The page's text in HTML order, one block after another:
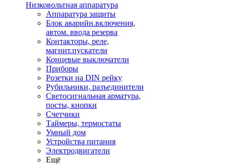
Низковольтная аппаратура
Аппаратура защиты
Блок аварийн.включения,
автом. ввода резерва
Контакторы, реле,
магнит.пускатели
Концевые выключатели
Приборы
Розетки на DIN рейку
Рубильники, разъединители
Светосигнальная арматура,
посты, кнопки
Счетчики
Таймеры, термостаты
Умный дом
Устройства питания
Электродвигатели
Ещё